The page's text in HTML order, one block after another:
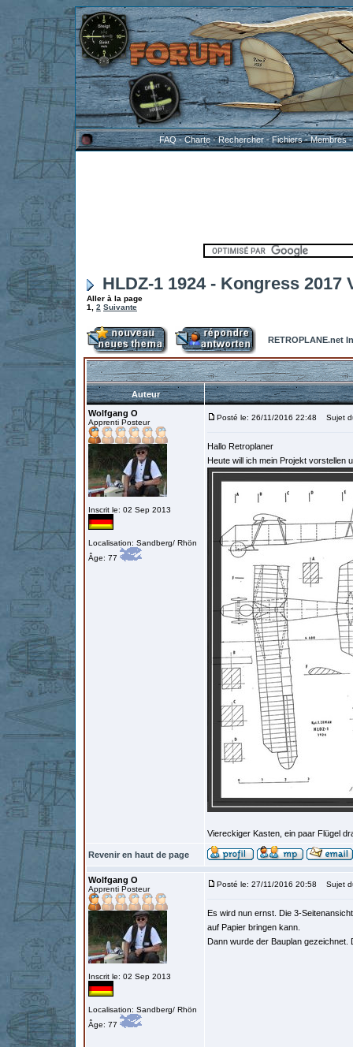
FAQ-Charte-Rechercher-Fichiers-Membres
HLDZ-1 1924 - Kongress 2017
Aller à la page
1
2 Suivante
RETROPLANE.net
Auteur
Wolfgang O
Apprenti Posteur
Inscrit le: 02 Sep 2013
Localisation: Sandberg/ Rhön
Âge: 77
Posté le: 26/11/2016 22:48 Sujet
Hallo Retroplaner
Heute will ich mein Projekt vorstellen
Viereckiger Kasten, ein paar Flügel
Revenir en haut de page
Wolfgang O
Apprenti Posteur
Inscrit le: 02 Sep 2013
Localisation: Sandberg/ Rhön
Âge: 77
Posté le: 27/11/2016 20:58 Sujet
Es wird nun ernst. Die 3-
auf Papier bringen kann.
Dann wurde der Bauplan